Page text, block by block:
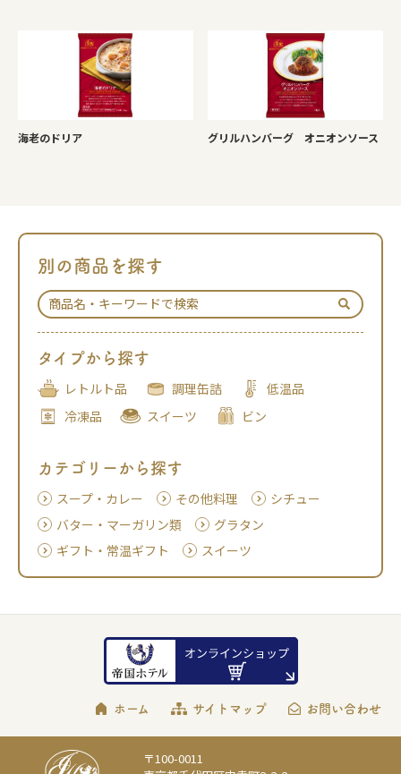
海老のドリア グリルハンバーグ オニオンソース
別の商品を探す
タイプから探す
レトルト品 調理缶詰
低温品
冷凍品
スイーツ ビン
カテゴリーから探す
スープ・カレー その他料理
シチュー
バター・マーガリン類
グラタン
ギフト・常温ギフト
スイーツ
ホーム サイトマップ お問い合わせ
〒100-0011